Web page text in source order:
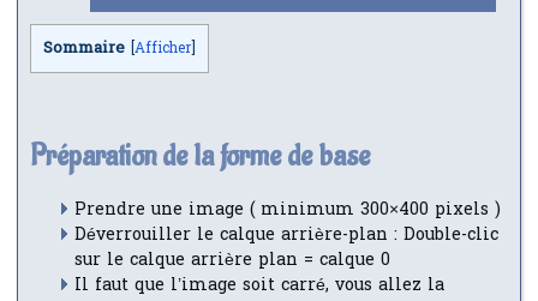
Sommaire [Afficher]
Préparation de la forme de base
Prendre une image ( minimum 300×400 pixels )
Déverrouiller le calque arrière-plan : Double-clic
sur le calque arrière plan = calque 0
Il faut que l’image soit carré, vous allez la